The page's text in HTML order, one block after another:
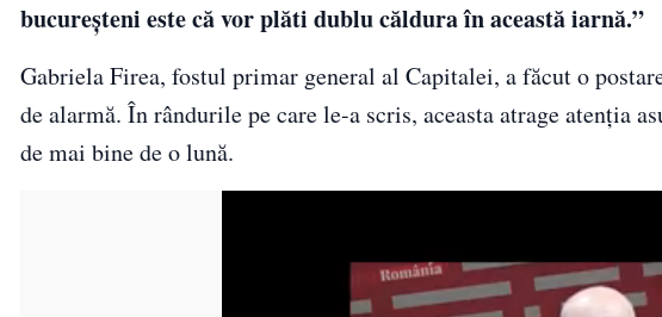
bucureșteni este că vor plăti dublu căldura în această iarnă.”
Gabriela Firea, fostul primar general al Capitalei, a făcut o
de alarmă. În rândurile pe care le-a scris, aceasta atrage atenția
de mai bine de o lună.